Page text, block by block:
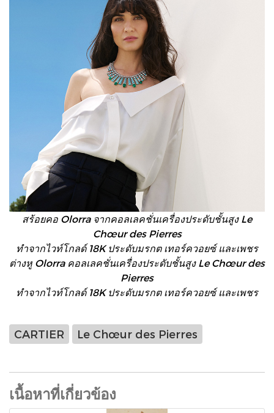
สร้อยคอ Olorra จากคอลเลคชั่นเครื่องประดับชั้นสูง Le
Chœur des Pierres
ทำจากไวท์โกลด์ 18K ประดับมรกต เทอร์ควอยซ์ และเพชร
ต่างหู Olorra คอลเลคชั่นเครื่องประดับชั้นสูง Le Chœur des
Pierres
ทำจากไวท์โกลด์ 18K ประดับมรกต เทอร์ควอยซ์ และเพชร
CARTIER Le Chœur des Pierres
เนื้อหาที่เกี่ยวข้อง